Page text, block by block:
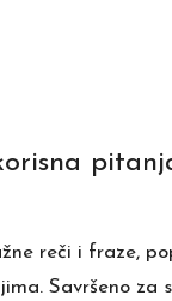
reči i fraze,
Savršeno za